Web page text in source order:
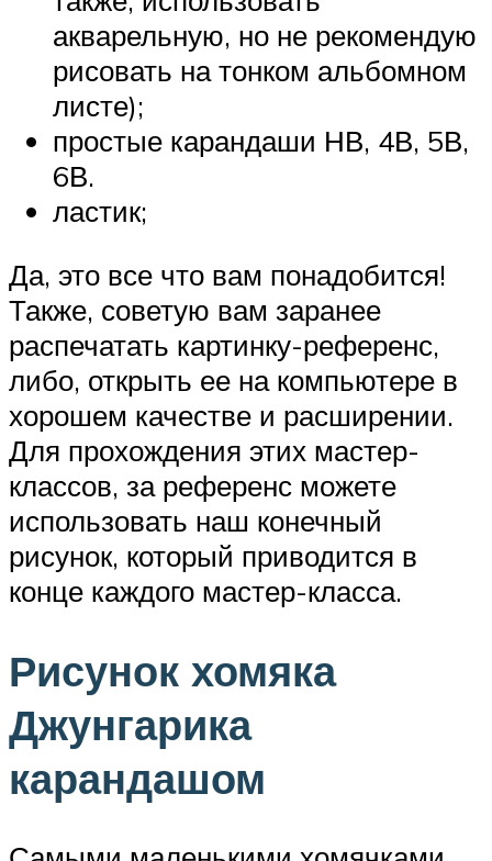
акварельную, но не рекомендую
рисовать на тонком альбомном
листе);
простые карандаши НВ, 4В, 5В,
6В.
ластик;
Да, это все что вам понадобится!
Также, советую вам заранее
распечатать картинку-референс,
либо, открыть ее на компьютере в
хорошем качестве и расширении.
Для прохождения этих мастер-
классов, за референс можете
использовать наш конечный
рисунок, который приводится в
конце каждого мастер-класса.
Рисунок хомяка
Джунгарика
карандашом